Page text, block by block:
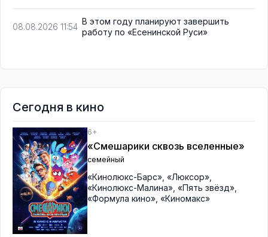
08.08.2026 11:54
В этом году планируют завершить
работу по «Есенинской Руси»
Сегодня в кино
6+
«Смешарики сквозь вселенные»
семейный
«Кинолюкс-Барс» «Люксор»
«Кинолюкс-Малина» «Пять звёзд»
«Формула кино» «Киномакс»